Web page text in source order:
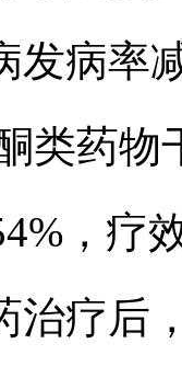
发病率
类药物
，疗
治疗后